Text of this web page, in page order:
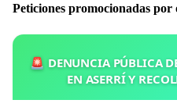
Peticiones promocionadas por
🚨 DENUNCIA PÚBLICA
EN ASERRÍ Y